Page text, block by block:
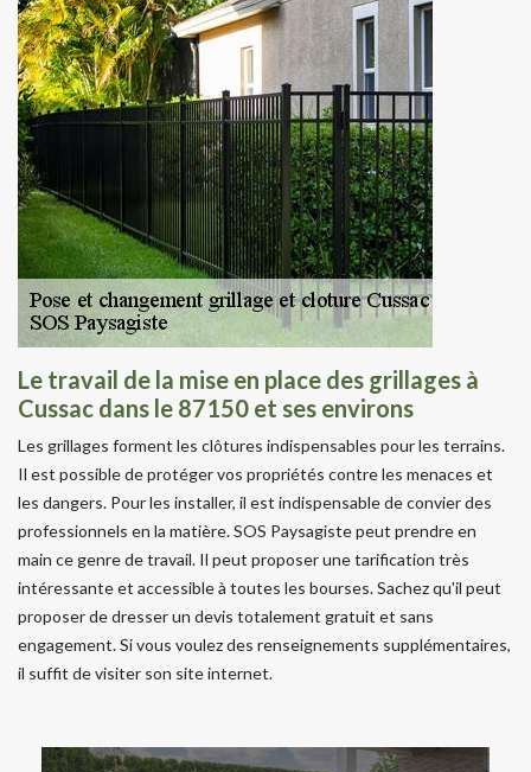
Le travail de la mise en place des grillages à
Cussac dans le 87150 et ses environs
Les grillages forment les clôtures indispensables pour les terrains.
Il est possible de protéger vos propriétés contre les menaces et
les dangers. Pour les installer, il est indispensable de convier des
professionnels en la matière. SOS Paysagiste peut prendre en
main ce genre de travail. Il peut proposer une tarification très
intéressante et accessible à toutes les bourses. Sachez qu'il peut
proposer de dresser un devis totalement gratuit et sans
engagement. Si vous voulez des renseignements supplémentaires,
il suffit de visiter son site internet.